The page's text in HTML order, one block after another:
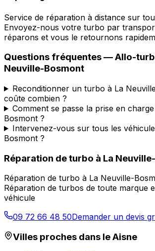
Service de réparation à distance sur
Envoyez-nous votre turbo par
réparons et vous le retournons
Questions fréquentes —Allo-
Neuville-Bosmont
Reconditionner un turbo à La
coûte combien ?
Comment se passe la prise en
Bosmont ?
Intervenez-vous sur tous les
Bosmont ?
Réparation de turbo à La
Réparation de turbo à La Neuville-
Réparation de turbos de toute marque
véhicule
09 72 66 48 50Demander un devis
Villes proches dans leAisne